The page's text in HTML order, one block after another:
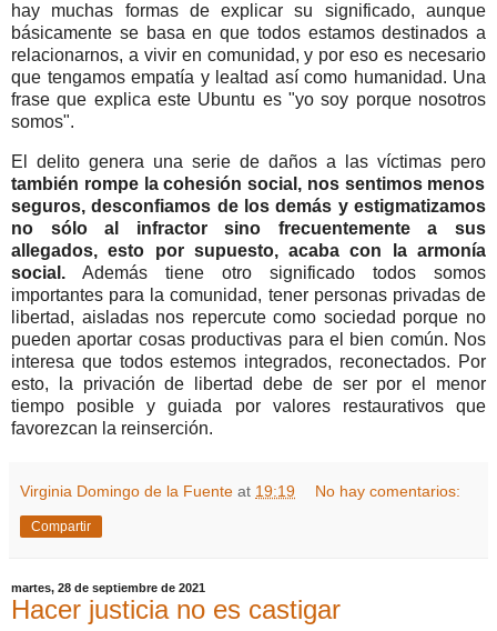
hay muchas formas de explicar su significado, aunque
básicamente se basa en que todos estamos destinados a
relacionarnos, a vivir en comunidad, y por eso es necesario
que tengamos empatía y lealtad así como humanidad. Una
frase que explica este Ubuntu es "yo soy porque nosotros
somos".
El delito genera una serie de daños a las víctimas pero
también rompe la cohesión social, nos sentimos menos
seguros, desconfiamos de los demás y estigmatizamos
no sólo al infractor sino frecuentemente a sus
allegados, esto por supuesto, acaba con la armonía
social. Además tiene otro significado todos somos
importantes para la comunidad, tener personas privadas de
libertad, aisladas nos repercute como sociedad porque no
pueden aportar cosas productivas para el bien común. Nos
interesa que todos estemos integrados, reconectados. Por
esto, la privación de libertad debe de ser por el menor
tiempo posible y guiada por valores restaurativos que
favorezcan la reinserción.
Virginia Domingo de la Fuente at 19:19 No hay comentarios:
Compartir
martes, 28 de septiembre de 2021
Hacer justicia no es castigar